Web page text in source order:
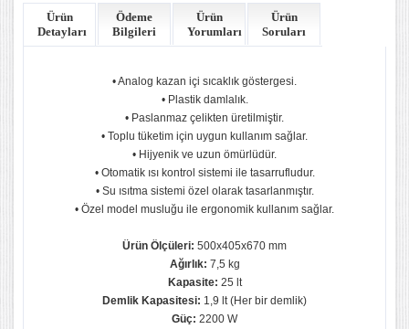
Ürün
Detayları
Ödeme
Bilgileri
Ürün
Yorumları
Ürün
Soruları
• Analog kazan içi sıcaklık göstergesi.
• Plastik damlalık.
• Paslanmaz çelikten üretilmiştir.
• Toplu tüketim için uygun kullanım sağlar.
• Hijyenik ve uzun ömürlüdür.
• Otomatik ısı kontrol sistemi ile tasarrufludur.
• Su ısıtma sistemi özel olarak tasarlanmıştır.
• Özel model musluğu ile ergonomik kullanım sağlar.
Ürün Ölçüleri: 500x405x670 mm
Ağırlık: 7,5 kg
Kapasite: 25 lt
Demlik Kapasitesi: 1,9 lt (Her bir demlik)
Güç: 2200 W